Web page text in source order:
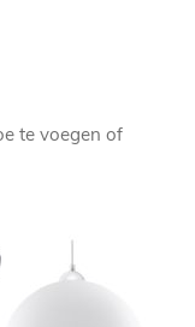
te voegen of